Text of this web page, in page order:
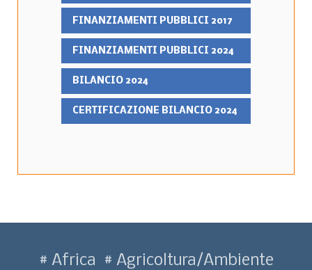
FINANZIAMENTI PUBBLICI 2017
FINANZIAMENTI PUBBLICI 2024
BILANCIO 2024
CERTIFICAZIONE BILANCIO 2024
Africa
Agricoltura/Ambiente